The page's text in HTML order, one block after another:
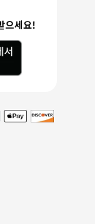
으세요!